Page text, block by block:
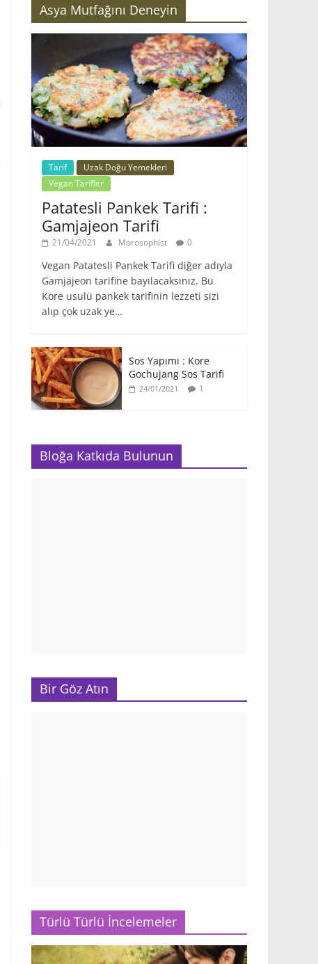
Asya Mutfağını Deneyin
Tarif
Uzak Doğu Yemekleri
Vegan Tarifler
Patatesli Pankek Tarifi :
Gamjajeon Tarifi
21/04/2021 Morosophist 0
Vegan Patatesli Pankek Tarifi diğer adıyla
Gamjajeon tarifine bayılacaksınız. Bu
Kore usulü pankek tarifinin lezzeti sizi
alıp çok uzak ye…
Sos Yapımı : Kore
Gochujang Sos Tarifi
24/01/2021 1
Bloğa Katkıda Bulunun
Bir Göz Atın
Türlü Türlü İncelemeler